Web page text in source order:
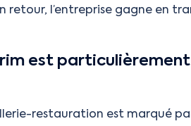
retour, l’entreprise gagne en
est
restauration est marqué